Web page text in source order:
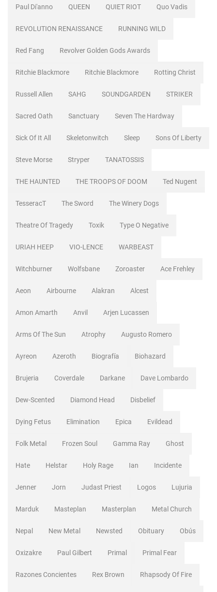
Paul Di'anno QUEEN QUIET RIOT Quo Vadis
REVOLUTION RENAISSANCE RUNNING WILD
Red Fang Revolver Golden Gods Awards
Ritchie Blackmore Ritchie Blackmore Rotting Christ
Russell Allen SAHG SOUNDGARDEN STRIKER
Sacred Oath Sanctuary Seven The Hardway
Sick Of It All Skeletonwitch Sleep Sons Of Liberty
Steve Morse Stryper TANATOSSIS
THE HAUNTED THE TROOPS OF DOOM Ted Nugent
TesseracT The Sword The Winery Dogs
Theatre Of Tragedy Toxik Type O Negative
URIAH HEEP VIO-LENCE WARBEAST
Witchburner Wolfsbane Zoroaster Ace Frehley
Aeon Airbourne Alakran Alcest
Amon Amarth Anvil Arjen Lucassen
Arms Of The Sun Atrophy Augusto Romero
Ayreon Azeroth Biografía Biohazard
Brujeria Coverdale Darkane Dave Lombardo
Dew-Scented Diamond Head Disbelief
Dying Fetus Elimination Epica Evildead
Folk Metal Frozen Soul Gamma Ray Ghost
Hate Helstar Holy Rage Ian Incidente
Jenner Jorn Judast Priest Logos Lujuria
Marduk Masteplan Masterplan Metal Church
Nepal New Metal Newsted Obituary Obús
Oxizakre Paul Gilbert Primal Primal Fear
Razones Concientes Rex Brown Rhapsody Of Fire